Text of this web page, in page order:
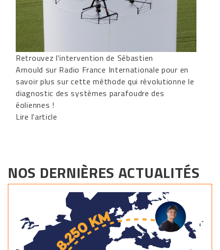
Retrouvez l'intervention de Sébastien
Arnould sur Radio France Internationale pour en
savoir plus sur cette méthode qui révolutionne le
diagnostic des systèmes parafoudre des
éoliennes !
Lire l'article
NOS DERNIÈRES ACTUALITÉS